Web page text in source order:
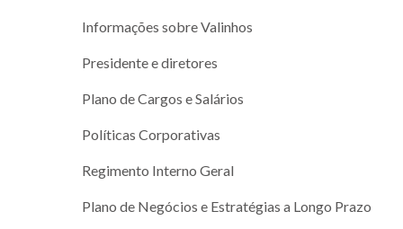
Informações sobre Valinhos
Presidente e diretores
Plano de Cargos e Salários
Políticas Corporativas
Regimento Interno Geral
Plano de Negócios e Estratégias a Longo Prazo